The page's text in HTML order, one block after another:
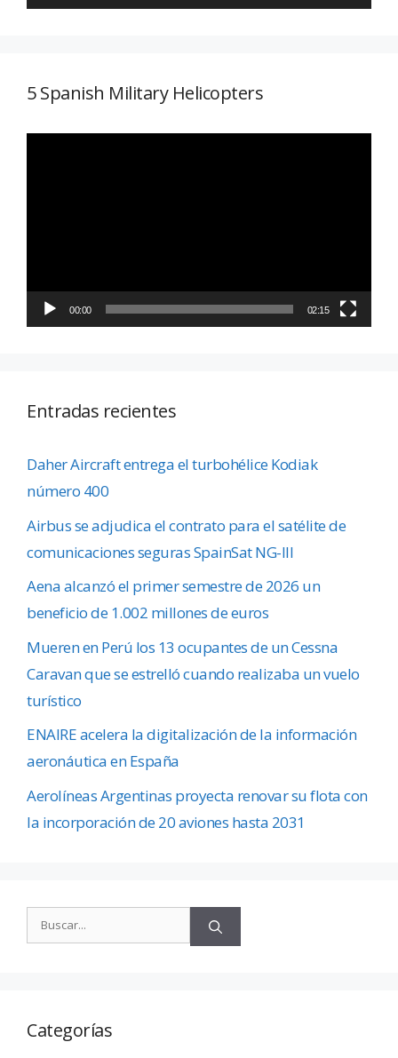
5 Spanish Military Helicopters
00:00 02:15
Entradas recientes
Daher Aircraft entrega el turbohélice Kodiak
número 400
Airbus se adjudica el contrato para el satélite de
comunicaciones seguras SpainSat NG-III
Aena alcanzó el primer semestre de 2026 un
beneficio de 1.002 millones de euros
Mueren en Perú los 13 ocupantes de un Cessna
Caravan que se estrelló cuando realizaba un vuelo
turístico
ENAIRE acelera la digitalización de la información
aeronáutica en España
Aerolíneas Argentinas proyecta renovar su flota con
la incorporación de 20 aviones hasta 2031
Categorías